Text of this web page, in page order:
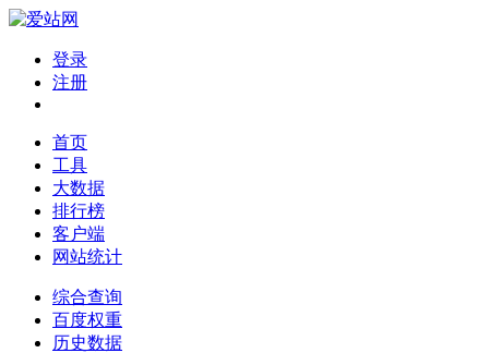
登录
注册
首页
工具
大数据
排行榜
客户端
网站统计
综合查询
百度权重
历史数据